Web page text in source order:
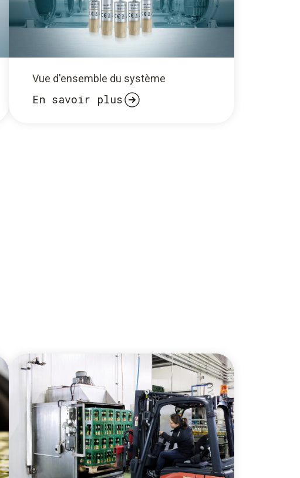
Vue d'ensemble du système
En savoir plus